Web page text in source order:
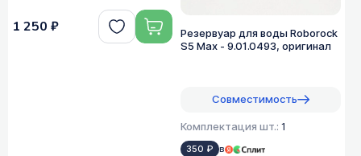
1 250 ₽
Резервуар для воды Roborock
S5 Max - 9.01.0493, оригинал
Совместимость
Комплектация шт.: 1
350 ₽ в